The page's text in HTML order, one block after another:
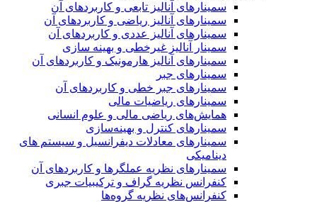
سمینارهای آنالیز تابعی و کاربردهای آن
سمینارهای آنالیز ریاضی و کاربردهای آن
سمینارهای آنالیز عددی و کاربردهای آن
سمینار آنالیز غیرخطی و بهینه سازی
سمینارهای آنالیز هارمونیک و کاربردهای آن
سمینار‌های جبر
سمینارهای جبر خطی و کاربردهای آن
سمینار‌های ریاضیات مالی
همایش‌های ریاضی مالی و علوم انسانی
سمینارهای کنترل و بهینه‌سازی
سمینارهای معادلات دیفرانسیل و سیستم های
دینامیکی
سمینار‌های نظریه عملگرها و کاربردهای آن
کنفرانس نظریه گراف و ترکیبیات جبری
کنفرانس‌های نظریه گروه‌ها